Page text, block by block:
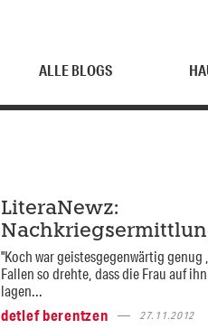
ALLE BLOGS
LiteraNewz:
"Koch war geistesgegenwärtig genug
Fallen so drehte, dass die Frau auf
lagen...
detlef berentzen
27.11.2012